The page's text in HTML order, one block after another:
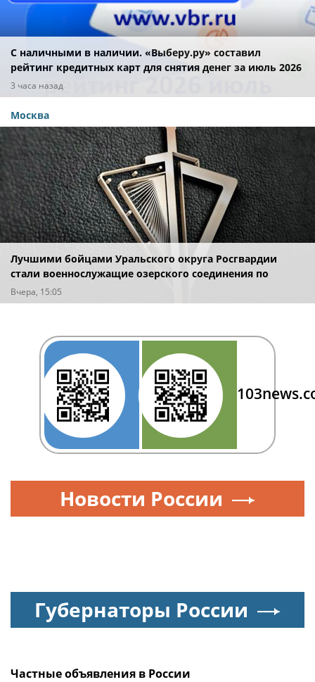
С наличными в наличии. «Выберу.ру» составил
рейтинг кредитных карт для снятия денег за июль 2026
года
3 часа назад
Москва
Лучшими бойцами Уральского округа Росгвардии
стали военнослужащие озерского соединения по
охране важных государственных объектов
Вчера, 15:05
Новости России
Губернаторы России
Частные объявления в России